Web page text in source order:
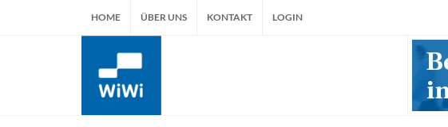
HOME ÜBER UNS KONTAKT LOGIN